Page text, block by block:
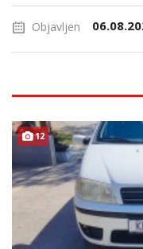
Objavljen
12